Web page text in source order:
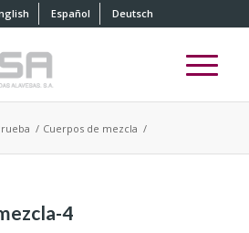
Español Deutsch
/ Cuerpos de mezcla /
4